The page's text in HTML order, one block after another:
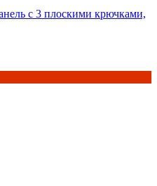
с 3 плоскими крючками,